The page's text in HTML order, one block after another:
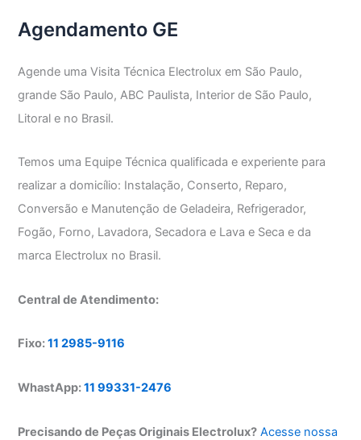
Agendamento GE
Agende uma Visita Técnica Electrolux em São Paulo,
grande São Paulo, ABC Paulista, Interior de São Paulo,
Litoral e no Brasil.
Temos uma Equipe Técnica qualificada e experiente para
realizar a domicílio: Instalação, Conserto, Reparo,
Conversão e Manutenção de Geladeira, Refrigerador,
Fogão, Forno, Lavadora, Secadora e Lava e Seca e da
marca Electrolux no Brasil.
Central de Atendimento:
Fixo:11 2985-9116
WhastApp:11 99331-2476
Precisando de Peças Originais Electrolux? Acesse nossa